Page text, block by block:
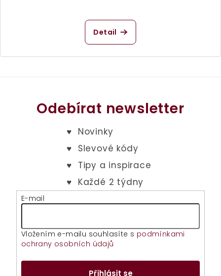
hodnocení
produktu
z
Detail
Odebírat newsletter
E-mail
Vložením e-mailu souhlasíte s podmínkami
ochrany osobních údajů
Přihlásit se